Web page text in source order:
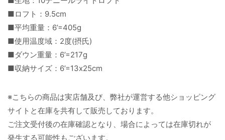
■ロフト：9.5cm
■平均重量：6’=405g
■使用温度域：2度(摂氏)
■ダウン重量：6’=217g
■収納サイズ：6’=13x25cm
※こちらの商品は実店舗及び、弊社が運営する他ショッピング
サイトと在庫を共有して販売しております。
ご注文受付後の在庫確認となり、場合によっては在庫切れが
発生する可能性もございます。